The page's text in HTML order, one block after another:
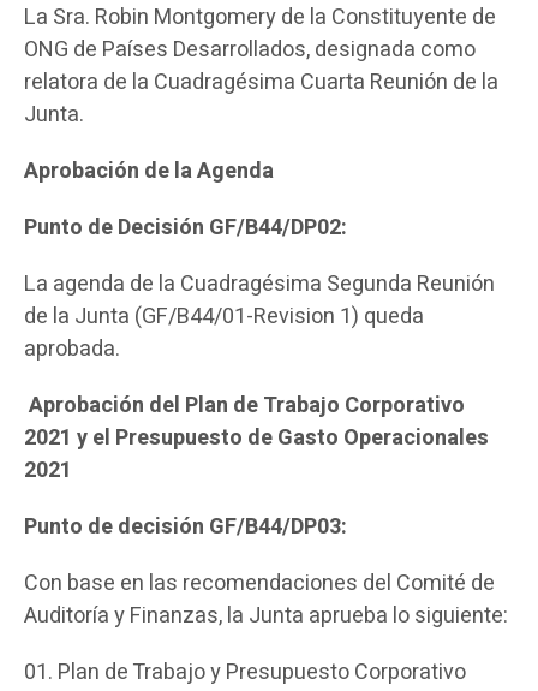
La Sra. Robin Montgomery de la Constituyente de
ONG de Países Desarrollados, designada como
relatora de la Cuadragésima Cuarta Reunión de la
Junta.
Aprobación de la Agenda
Punto de Decisión GF/B44/DP02:
La agenda de la Cuadragésima Segunda Reunión
de la Junta (GF/B44/01-Revision 1) queda
aprobada.
Aprobación del Plan de Trabajo Corporativo
2021 y el Presupuesto de Gasto Operacionales
2021
Punto de decisión GF/B44/DP03:
Con base en las recomendaciones del Comité de
Auditoría y Finanzas, la Junta aprueba lo siguiente:
Plan de Trabajo y Presupuesto Corporativo